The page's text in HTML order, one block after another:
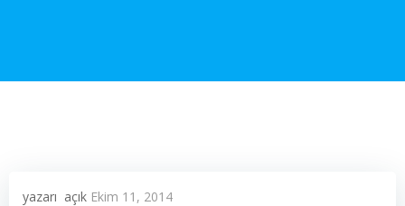
yazarı açık Ekim 11, 2014